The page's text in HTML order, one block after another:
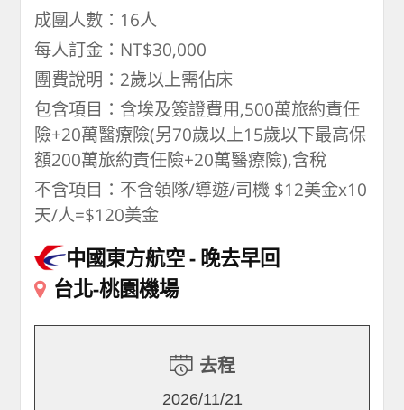
成團人數：16人
每人訂金：NT$30,000
團費說明：2歲以上需佔床
包含項目：含埃及簽證費用,500萬旅約責任
險+20萬醫療險(另70歲以上15歲以下最高保
額200萬旅約責任險+20萬醫療險),含稅
不含項目：不含領隊/導遊/司機 $12美金x10
天/人=$120美金
中國東方航空 晚去早回
台北-桃園機場
去程
2026/11/21